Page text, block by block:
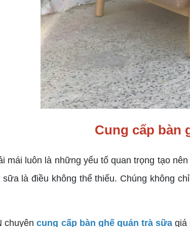
Cung cấp bàn
mái luôn là những yếu tố quan trọng tạo
là điều không thể thiếu. Chúng không
chuyêncung cấp bàn ghế quán trà sữagiá